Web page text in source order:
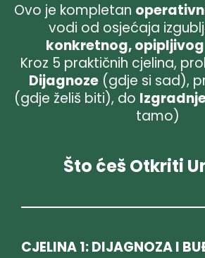
Ovo je kompletan
vodi od osjećaja
konkretnog, opipljivog
Kroz 5 praktičnih cjelina,
Dijagnoze (gdje si sad),
(gdje želiš biti), do
tamo)
Što ćeš Otkriti
CJELINA 1: DIJAGNOZA I